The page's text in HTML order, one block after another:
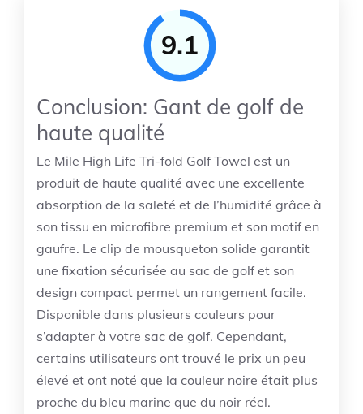
9.1
Conclusion: Gant de golf de
haute qualité
Le Mile High Life Tri-fold Golf Towel est un
produit de haute qualité avec une excellente
absorption de la saleté et de l’humidité grâce à
son tissu en microfibre premium et son motif en
gaufre. Le clip de mousqueton solide garantit
une fixation sécurisée au sac de golf et son
design compact permet un rangement facile.
Disponible dans plusieurs couleurs pour
s’adapter à votre sac de golf. Cependant,
certains utilisateurs ont trouvé le prix un peu
élevé et ont noté que la couleur noire était plus
proche du bleu marine que du noir réel.